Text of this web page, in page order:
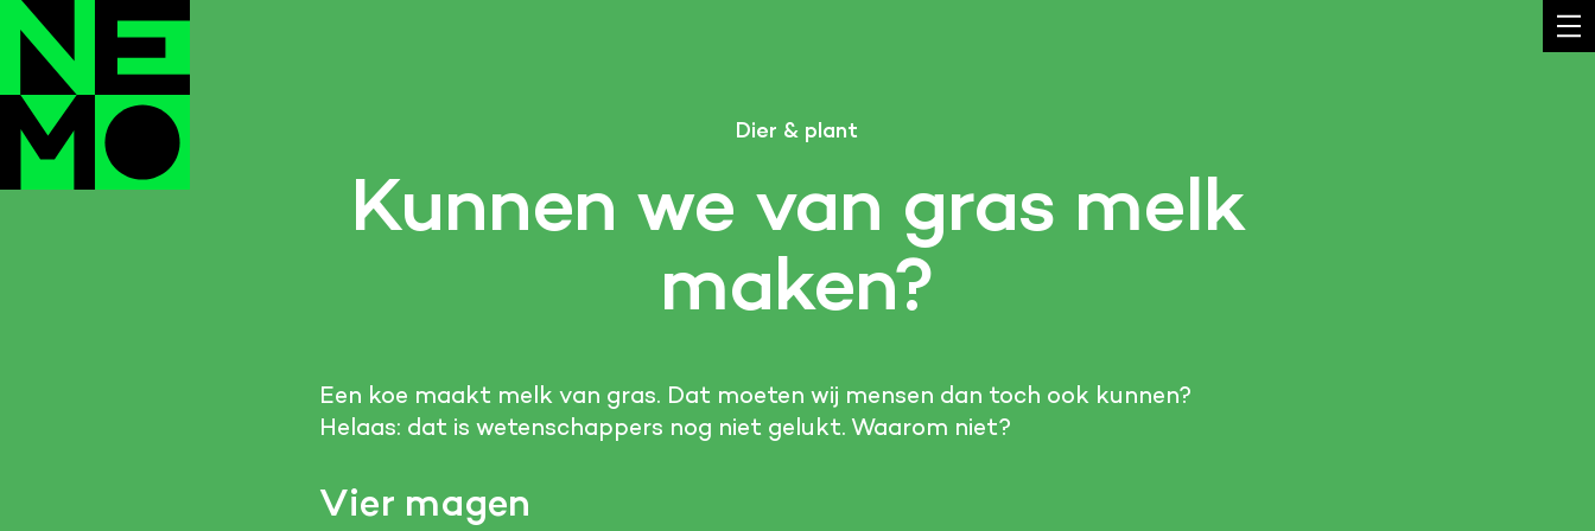
Dier & plant
Kunnen we van gras melk
maken?
Een koe maakt melk van gras. Dat moeten wij mensen dan toch ook kunnen?
Helaas: dat is wetenschappers nog niet gelukt. Waarom niet?
Vier magen